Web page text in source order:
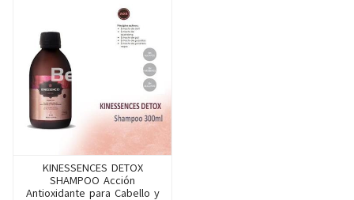
KINESSENCES DETOX
SHAMPOO Acción
Antioxidante para Cabello y